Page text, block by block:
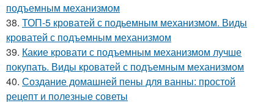
подъемным механизмом
38. ТОП-5 кроватей с подьемным механизмом. Виды
кроватей с подъемным механизмом
39. Какие кровати с подъемным механизмом лучше
покупать. Виды кроватей с подъемным механизмом
40. Создание домашней пены для ванны: простой
рецепт и полезные советы